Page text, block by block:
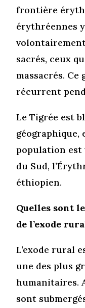
frontière
érythréennes
sacrés, ceux
massacrés. Ce
récurrent
Le Tigrée est
géographique,
population est
du Sud,
éthiopien.
Quelles sont
de l’exode
L’exode rural
une des plus
humanitaires.
sont